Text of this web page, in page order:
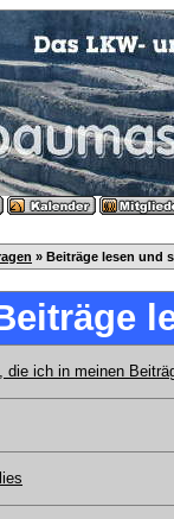
» Beiträge lesen und
ich in meinen